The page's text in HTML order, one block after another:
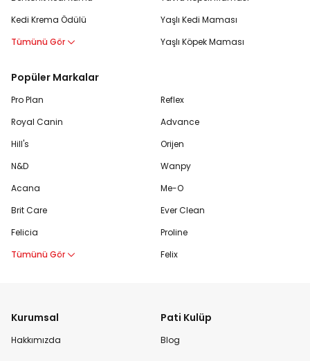
Kedi Krema Ödülü
Tümünü Gör
Yaşlı Kedi Maması
Yaşlı Köpek Maması
Popüler Markalar
Pro Plan
Royal Canin
Hill's
N&D
Acana
Brit Care
Felicia
Tümünü Gör
Reflex
Advance
Orijen
Wanpy
Me-O
Ever Clean
Proline
Felix
Kurumsal
Hakkımızda
Pati Kulüp
Blog